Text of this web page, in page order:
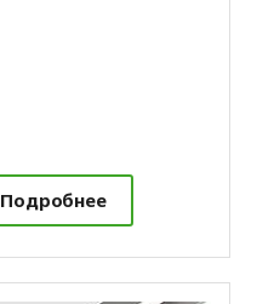
Подробнее